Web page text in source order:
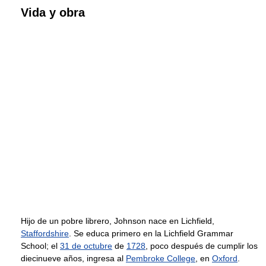
Vida y obra
Hijo de un pobre librero, Johnson nace en Lichfield,
Staffordshire . Se educa primero en la Lichfield Grammar
School; el 31 de octubre de 1728 , poco después de cumplir los
diecinueve años, ingresa al Pembroke College , en Oxford